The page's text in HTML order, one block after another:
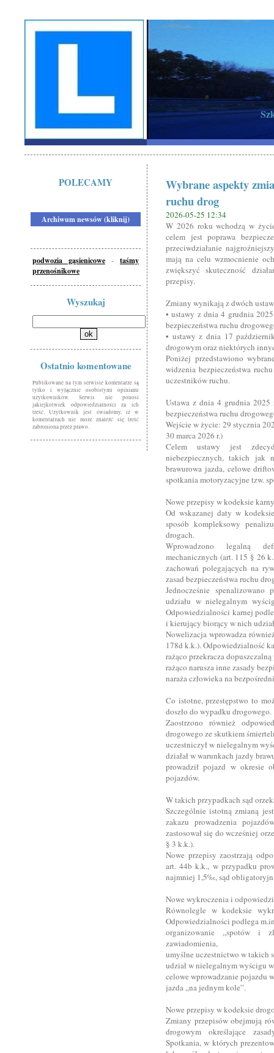
POLECAMY
Archiwum newsów (kliknij)
podwozia gąsienicowe - taśmy
przenośnikowe
Wyszukaj
Ostatnio komentowane
Publikowane na tym serwisie komentarze są
tylko i wyłącznie osobistymi opiniami
użytkowników. Serwis nie ponosi
jakiejkolwiek odpowiedzialności za ich
treść. Użytkownik jest świadomy, iż w
komentarzach nie może znaleźć się treść
zabroniona przez prawo.
Wybrane aspekty
ruchu drog
2026-05-25 12:34
W 2026 roku wchodzą w
celem jest poprawa
przeciwdziałanie
mają na celu wzmocnienie
zwiększyć skuteczność
przepisy.
Zmiany wynikają z dwóch
• ustawy z dnia 4 grudnia
bezpieczeństwa ruchu
• ustawy z dnia 17
drogowym oraz niektórych
Poniżej przedstawiono
widzenia bezpieczeństwa
uczestników ruchu.
Ustawa z dnia 4 grudnia
bezpieczeństwa ruchu
Wejście w życie: 29 stycznia
30 marca 2026 r.)
Celem ustawy jest
niebezpiecznych, takich jak
brawurowa jazda, celowe
spotkania motoryzacyjne tzw.
Nowe przepisy w kodeksie
Od wskazanej daty w
sposób kompleksowy
drogach.
Wprowadzono legalną
mechanicznych (art. 115 § 26
zachowań polegających na
zasad bezpieczeństwa ruchu
Jednocześnie spenalizowano
udziału w nielegalnym
Odpowiedzialności karnej
i kierujący biorący w nich
Nowelizacja wprowadza
178d k.k.). Odpowiedzialność
rażąco przekracza
rażąco narusza inne zasady
naraża człowieka na
Co istotne, przestępstwo to
doszło do wypadku drogowego.
Zaostrzono również
drogowego ze skutkiem
uczestniczył w nielegalnym
działał w warunkach jazdy
prowadził pojazd w okresie
pojazdów.
W takich przypadkach sąd
Szczególnie istotną zmianą
zakazu prowadzenia
zastosował się do wcześniej
§ 3 k.k.).
Nowe przepisy zaostrzają
art. 44b k.k., w przypadku
najmniej 1,5‰, sąd
Nowe wykroczenia i
Równolegle w kodeksie
Odpowiedzialności podlega
organizowanie „spotów i
zawiadomienia,
umyślne uczestnictwo w takich
udział w nielegalnym wyścigu
celowe wprowadzanie pojazdu
jazda „na jednym kole”.
Nowe przepisy w kodeksie
Zmiany przepisów obejmują
drogowym określające
Spotkania, w których